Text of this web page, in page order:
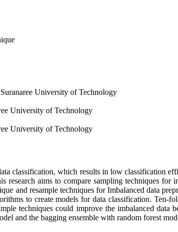
University of Technology
University of Technology
University of Technology
classification, which results in low classification
aims to compare sampling techniques for
and resample techniques for Imbalanced data
to create models for data classification. Ten-
techniques could improve the imbalanced
and the bagging ensemble with random forest